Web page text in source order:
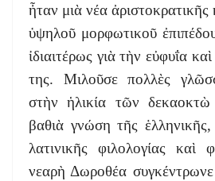
ἦταν μιὰ νέα
ὑψηλοῦ μορφωτικοῦ
ἰδιαιτέρως γιὰ τὴν εὐφυΐα
της. Μιλοῦσε πολλὲς
στὴν ἡλικία τῶν δεκαοκτὼ
βαθιὰ γνώση τῆς
λατινικῆς φιλολογίας καὶ
νεαρὴ Δωροθέα